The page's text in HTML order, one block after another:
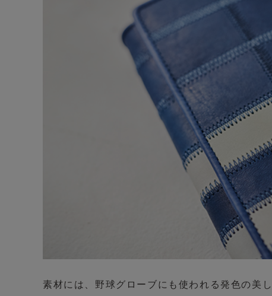
素材には、野球グローブにも使われる発色の美